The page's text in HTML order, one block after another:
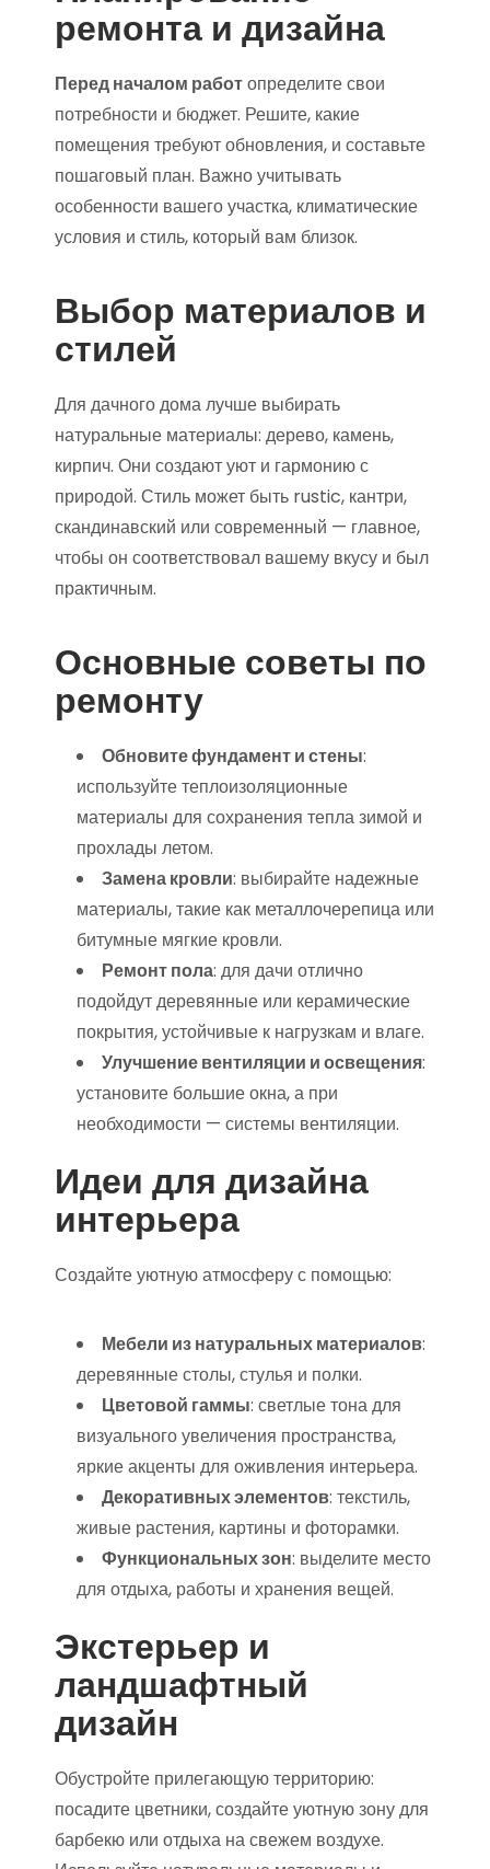
ремонта и дизайна
Перед началом работопределите свои
потребности и бюджет. Решите, какие
помещения требуют обновления, и составьте
пошаговый план. Важно учитывать
особенности вашего участка, климатические
условия и стиль, который вам близок.
Выбор материалов и
стилей
Для дачного дома лучше выбирать
натуральные материалы: дерево, камень,
кирпич. Они создают уют и гармонию с
природой. Стиль может быть rustic, кантри,
скандинавский или современный — главное,
чтобы он соответствовал вашему вкусу и был
практичным.
Основные советы по
ремонту
Обновите фундамент и стены:
используйте теплоизоляционные
материалы для сохранения тепла зимой и
прохлады летом.
Замена кровли: выбирайте надежные
материалы, такие как металлочерепица или
битумные мягкие кровли.
Ремонт пола: для дачи отлично
подойдут деревянные или керамические
покрытия, устойчивые к нагрузкам и влаге.
Улучшение вентиляции и освещения:
установите большие окна, а при
необходимости — системы вентиляции.
Идеи для дизайна
интерьера
Создайте уютную атмосферу с помощью:
Мебели из натуральных материалов:
деревянные столы, стулья и полки.
Цветовой гаммы: светлые тона для
визуального увеличения пространства,
яркие акценты для оживления интерьера.
Декоративных элементов: текстиль,
живые растения, картины и фоторамки.
Функциональных зон: выделите место
для отдыха, работы и хранения вещей.
Экстерьер и
ландшафтный
дизайн
Обустройте прилегающую территорию:
посадите цветники, создайте уютную зону для
барбекю или отдыха на свежем воздухе.